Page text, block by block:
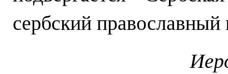
сербский